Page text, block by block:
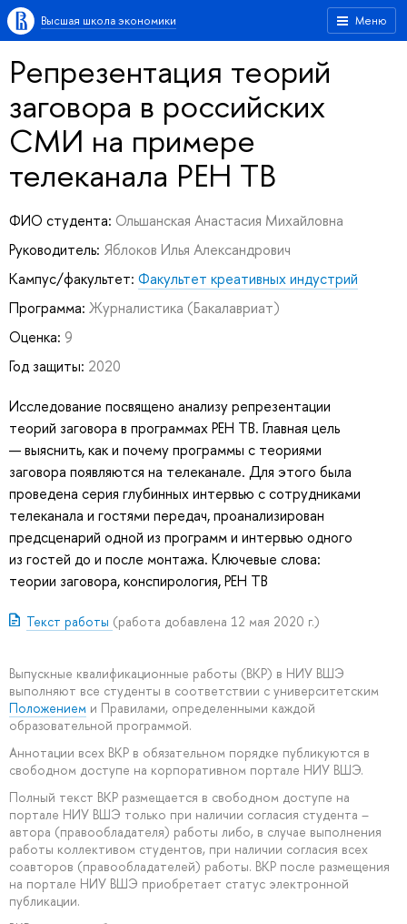
Меню
Высшая школа экономики
Репрезентация теорий
заговора в российских
СМИ на примере
телеканала РЕН ТВ
ФИО студента: Ольшанская Анастасия Михайловна
Руководитель: Яблоков Илья Александрович
Кампус/факультет: Факультет креативных индустрий
Программа: Журналистика (Бакалавриат)
Оценка: 9
Год защиты: 2020
Исследование посвящено анализу репрезентации
теорий заговора в программах РЕН ТВ. Главная цель
— выяснить, как и почему программы с теориями
заговора появляются на телеканале. Для этого была
проведена серия глубинных интервью с сотрудниками
телеканала и гостями передач, проанализирован
предсценарий одной из программ и интервью одного
из гостей до и после монтажа. Ключевые слова:
теории заговора, конспирология, РЕН ТВ
Текст работы (работа добавлена 12 мая 2020 г.)
Выпускные квалификационные работы (ВКР) в НИУ ВШЭ
выполняют все студенты в соответствии с университетским
Положением и Правилами, определенными каждой
образовательной программой.
Аннотации всех ВКР в обязательном порядке публикуются в
свободном доступе на корпоративном портале НИУ ВШЭ.
Полный текст ВКР размещается в свободном доступе на
портале НИУ ВШЭ только при наличии согласия студента –
автора (правообладателя) работы либо, в случае выполнения
работы коллективом студентов, при наличии согласия всех
соавторов (правообладателей) работы. ВКР после размещения
на портале НИУ ВШЭ приобретает статус электронной
публикации.